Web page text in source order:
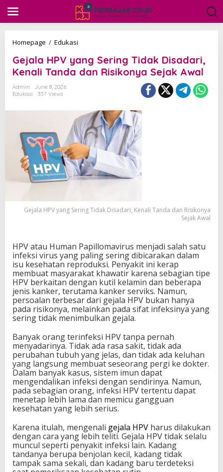
i
Homepage / Edukasi
j
a
V
y
a
n
g
S
e
r
T
k
D
i
s
a
d
a
r
i
K
e
n
a
l
i
T
a
n
a
d
a
n
R
Gejala HPV yang Sering Tidak Disadari,
Kenali Tanda dan Risikonya Sejak Awal
Admin
June 8, 2026
Edukasi
357 Views
Gejala HPV yang Sering Tidak Disadari, Kenali Tanda dan Risikonya
Sejak Awal
HPV atau Human Papillomavirus menjadi salah satu
infeksi virus yang paling sering dibicarakan dalam
isu kesehatan reproduksi. Penyakit ini kerap
membuat masyarakat khawatir karena sebagian tipe
HPV berkaitan dengan kutil kelamin dan beberapa
jenis kanker, terutama kanker serviks. Namun,
persoalan terbesar dari gejala HPV bukan hanya
pada risikonya, melainkan pada sifat infeksinya yang
sering tidak menimbulkan gejala.
Banyak orang terinfeksi HPV tanpa pernah
menyadarinya. Tidak ada rasa sakit, tidak ada
perubahan tubuh yang jelas, dan tidak ada keluhan
yang langsung membuat seseorang pergi ke dokter.
Dalam banyak kasus, sistem imun dapat
mengendalikan infeksi dengan sendirinya. Namun,
pada sebagian orang, infeksi HPV tertentu dapat
menetap lebih lama dan memicu gangguan
kesehatan yang lebih serius.
Karena itulah, mengenali gejala HPV harus dilakukan
dengan cara yang lebih teliti. Gejala HPV tidak selalu
muncul seperti penyakit infeksi lain. Kadang
tandanya berupa benjolan kecil, kadang tidak
tampak sama sekali, dan kadang baru terdeteksi